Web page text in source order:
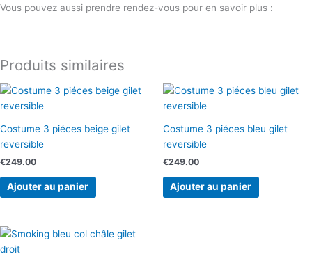
Costume
carreau
Vous pouvez aussi prendre rendez-vous pour en savoir plus :
Produits similaires
Costume 3 piéces beige gilet
reversible
€249.00
Ajouter au panier
Costume 3 piéces bleu gilet
reversible
€249.00
Ajouter au panier